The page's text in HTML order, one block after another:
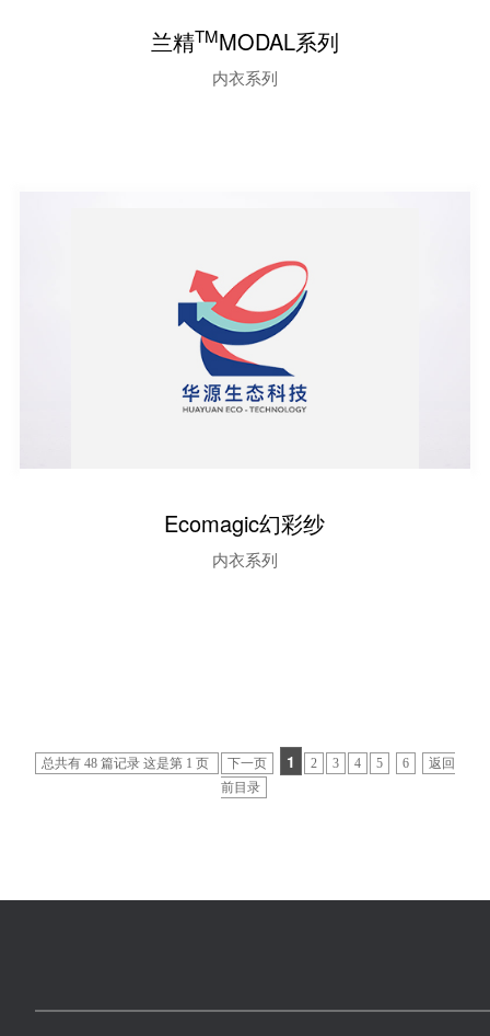
兰精TMMODAL系列
内衣系列
Ecomagic幻彩纱
内衣系列
总共有 48 篇记录 这是第 1 页 下一页 1 2 3 4 5 6
返回
前目录